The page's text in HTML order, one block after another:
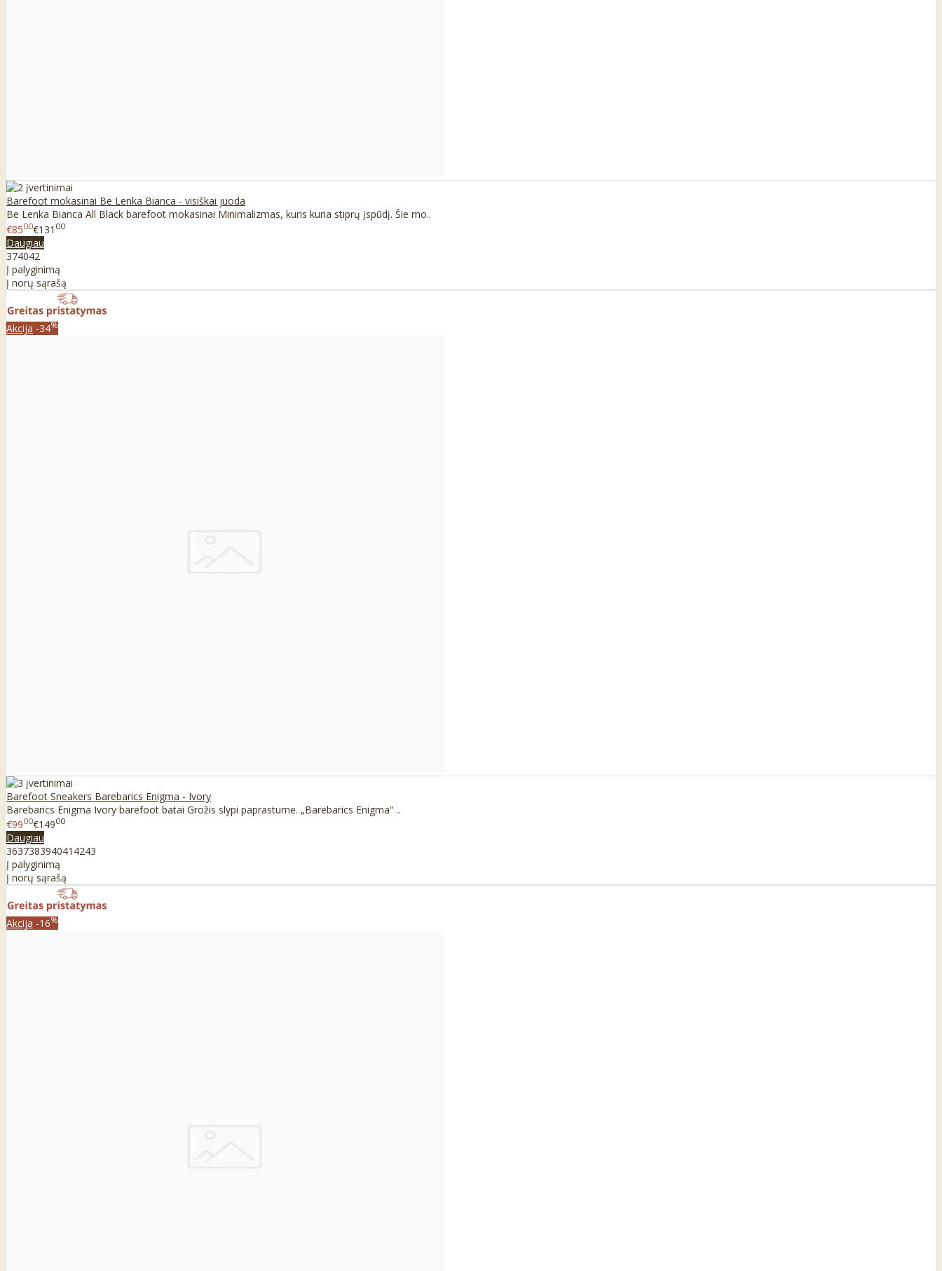
Barefoot mokasinai Be Lenka Bianca - visiškai juoda
Be Lenka Bianca All Black barefoot mokasinai Minimalizmas, kuris kuria stiprų įspūdį. Šie mo..
€8500€131 00
Daugiau
374042
Į palyginimą
Į norų sąrašą
Akcija -34%
Barefoot Sneakers Barebarics Enigma - Ivory
Barebarics Enigma Ivory barefoot batai Grožis slypi paprastume. „Barebarics Enigma“ ..
€9900€14900
Daugiau
363738394041 4243
Į palyginimą
Į norų sąrašą
Akcija -16%